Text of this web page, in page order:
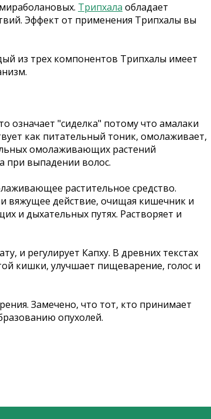
Трипхала обладает
Эффект от применения Трипхалы вы
из трех компонентов Трипхалы имеет
означает "сиделка" потому что амалаки
как питательный тоник, омолаживает,
омолаживающих растений
при выпадении волос.
растительное средство.
вяжущее действие, очищая кишечник и
и дыхательных путях. Растворяет и
и регулирует Капху. В древних текстах
кишки, улучшает пищеварение, голос и
Замечено, что тот, кто принимает
опухолей.